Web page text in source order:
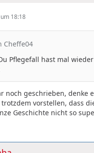
18:18
Cheffe04
Pflegefall hast mal
noch geschrieben, denke
vorstellen, dass
Geschichte nicht so